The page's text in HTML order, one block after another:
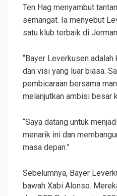
Ten Hag menyambut
semangat. Ia menyebut
satu klub terbaik di
“Bayer Leverkusen
dan visi yang luar biasa.
pembicaraan bersama
melanjutkan ambisi besar
“Saya datang untuk
menarik ini dan
masa depan.”
Sebelumnya, Bayer
bawah Xabi Alonso.